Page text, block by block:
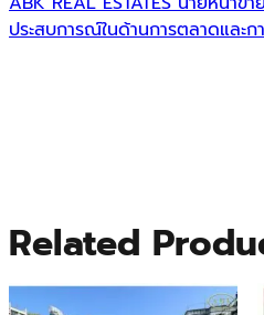
ประสบการณ์ในด้านการตลาดและก
Related